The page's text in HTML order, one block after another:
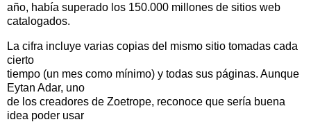
año, había superado los 150.000 millones de sitios web
catalogados.
La cifra incluye varias copias del mismo sitio tomadas cada
cierto
tiempo (un mes como mínimo) y todas sus páginas. Aunque
Eytan Adar, uno
de los creadores de Zoetrope, reconoce que sería buena
idea poder usar